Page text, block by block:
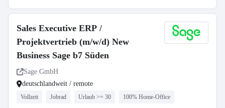
Sales Executive ERP /
Projektvertrieb (m/w/d) New
Business Sage b7 Süden
Sage GmbH
deutschlandweit / remote
Vollzeit Jobrad Urlaub >= 30 100% Home-Office